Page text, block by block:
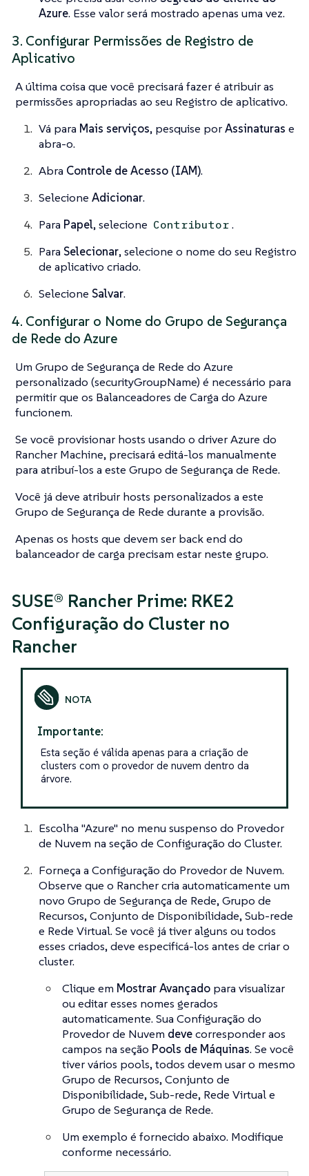
Azure. Esse valor será mostrado apenas uma vez.
3. Configurar Permissões de Registro de
Aplicativo
A última coisa que você precisará fazer é atribuir as
permissões apropriadas ao seu Registro de aplicativo.
Vá para Mais serviços, pesquise porAssinaturas e
abra-o.
Abra Controle de Acesso (IAM).
Selecione Adicionar.
Para Papel, selecione Contributor.
Para Selecionar, selecione o nome do seu Registro
de aplicativo criado.
Selecione Salvar.
4. Configurar o Nome do Grupo de Segurança
de Rede do Azure
Um Grupo de Segurança de Rede do Azure
personalizado (securityGroupName) é necessário para
permitir que os Balanceadores de Carga do Azure
funcionem.
Se você provisionar hosts usando o driver Azure do
Rancher Machine, precisará editá-los manualmente
para atribuí-los a este Grupo de Segurança de Rede.
Você já deve atribuir hosts personalizados a este
Grupo de Segurança de Rede durante a provisão.
Apenas os hosts que devem ser back end do
balanceador de carga precisam estar neste grupo.
SUSE® Rancher Prime: RKE2
Configuração do Cluster no
Rancher
Importante:
Esta seção é válida apenas para a criação de
clusters com o provedor de nuvem dentro da
árvore.
Escolha "Azure" no menu suspenso do Provedor
de Nuvem na seção de Configuração do Cluster.
Forneça a Configuração do Provedor de Nuvem.
Observe que o Rancher cria automaticamente um
novo Grupo de Segurança de Rede, Grupo de
Recursos, Conjunto de Disponibilidade, Sub-rede
e Rede Virtual. Se você já tiver alguns ou todos
esses criados, deve especificá-los antes de criar o
cluster.
Clique em Mostrar Avançado para visualizar
ou editar esses nomes gerados
automaticamente. Sua Configuração do
Provedor de Nuvem devecorresponder aos
campos na seção Pools de Máquinas. Se você
tiver vários pools, todos devem usar o mesmo
Grupo de Recursos, Conjunto de
Disponibilidade, Sub-rede, Rede Virtual e
Grupo de Segurança de Rede.
Um exemplo é fornecido abaixo. Modifique
conforme necessário.